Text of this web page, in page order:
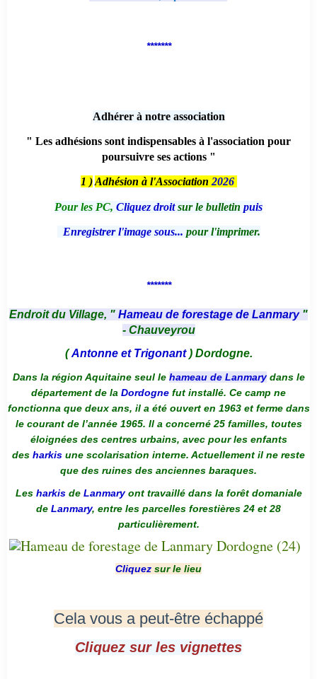
*******
Adhérer à notre association
" Les adhésions sont indispensables à l'association pour
poursuivre ses actions "
1 )Adhésion à l'Association 2026
Pour les PC, Cliquez droitsur le bulletin puis
Enregistrer l'image sous... pour l'imprimer.
*******
Endroit du Village, " Hameau de forestage de Lanmary "
- Chauveyrou
(Antonne et Trigonant) Dordogne.
Dans la région Aquitaine seul le hameau de Lanmarydans le
département de la Dordogne fut installé. Ce camp ne
fonctionna que deux ans, il a été ouvert en 1963 et ferme dans
le courant de l’année 1965. Il a concerné 25 familles, toutes
éloignées des centres urbains, avec pour les enfants
des harkis une scolarisation interne. Actuellement il ne reste
que des ruines des anciennes baraques.
Les harkis de Lanmaryont travaillé dans la forêt domaniale
de Lanmary, entre les parcelles forestières 24 et 28
particulièrement.
Cliquez sur le lieu
Cela vous a peut-être échappé
Cliquez sur les vignettes